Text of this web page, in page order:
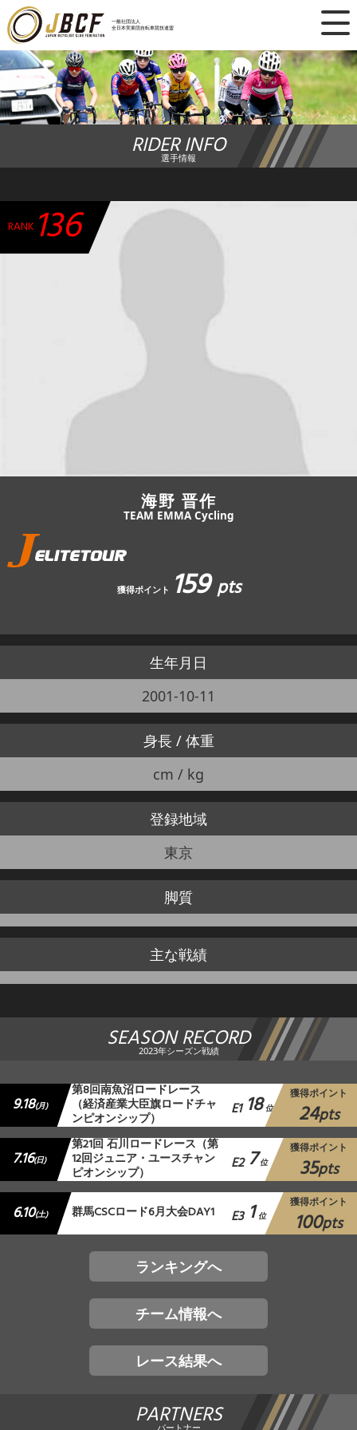
一般社団法人
全日本実業団自転車競技連盟
×
ニュース
レース日程
ランキング
チーム・選手
加盟・登録
エントリー
JBCF ROAD SERIESとは
RIDER INFO
選手情報
RANK 136
海野 晋作
TEAM EMMA Cycling
獲得ポイント 159pts
生年月日
2001-10-11
身長 / 体重
cm / kg
登録地域
東京
脚質
主な戦績
SEASON RECORD
2023年シーズン戦績
9.18(月)
第8回南魚沼ロードレース
（経済産業大臣旗ロードチャ
ンピオンシップ） E1 18 位
獲得ポイント
24pts
7.16(日)
第21回 石川ロードレース（第
12回ジュニア・ユースチャン
ピオンシップ） E2 7 位
獲得ポイント
35pts
6.10(土) 群馬CSCロード6月大会DAY1 E3 1 位
獲得ポイント
100pts
ランキングへ
チーム情報へ
レース結果へ
PARTNERS
パートナー